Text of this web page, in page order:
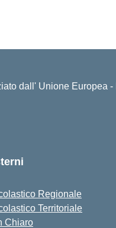
Regionale
Territoriale
Chiaro